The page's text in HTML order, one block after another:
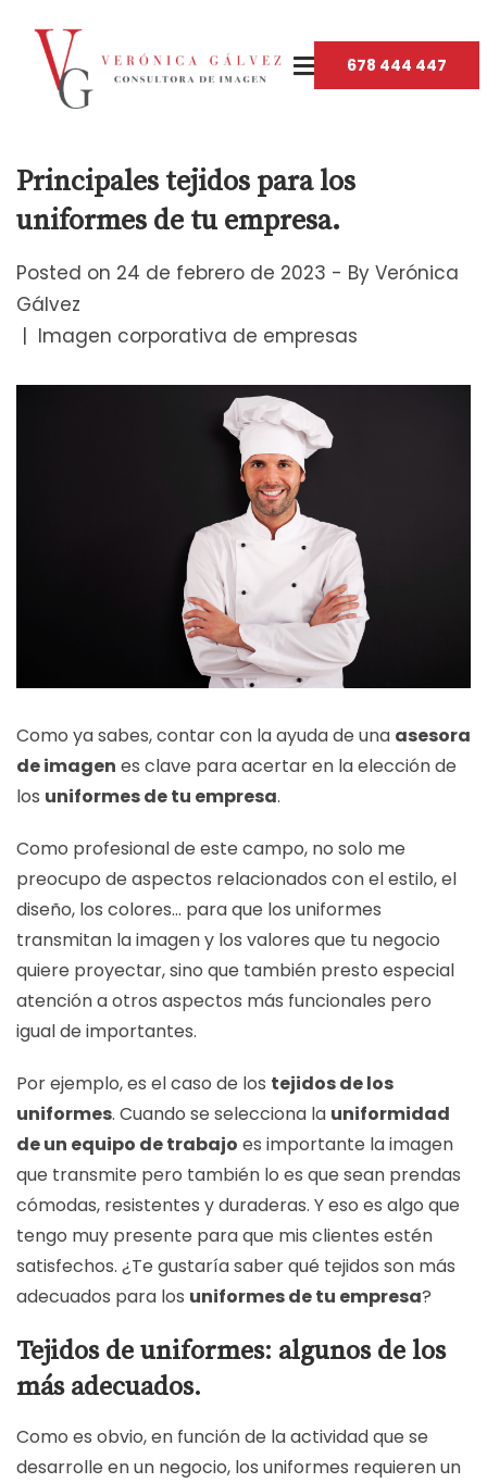
678 444 447
Principales tejidos para los
uniformes de tu empresa.
Posted on 24 de febrero de 2023 By Verónica
Gálvez
Imagen corporativa de empresas
Como ya sabes, contar con la ayuda de una asesora
de imagen es clave para acertar en la elección de
los uniformes de tu empresa.
Como profesional de este campo, no solo me
preocupo de aspectos relacionados con el estilo, el
diseño, los colores… para que los uniformes
transmitan la imagen y los valores que tu negocio
quiere proyectar, sino que también presto especial
atención a otros aspectos más funcionales pero
igual de importantes.
Por ejemplo, es el caso de los tejidos de los
uniformes. Cuando se selecciona la uniformidad
de un equipo de trabajo es importante la imagen
que transmite pero también lo es que sean prendas
cómodas, resistentes y duraderas. Y eso es algo que
tengo muy presente para que mis clientes estén
satisfechos. ¿Te gustaría saber qué tejidos son más
adecuados para los uniformes de tu empresa?
Tejidos de uniformes: algunos de los
más adecuados.
Como es obvio, en función de la actividad que se
desarrolle en un negocio, los uniformes requieren un